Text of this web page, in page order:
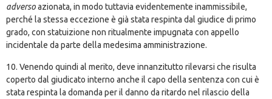
adversoazionata, in modo tuttavia evidentemente inammissibile,
perché la stessa eccezione è già stata respinta dal giudice di primo
grado, con statuizione non ritualmente impugnata con appello
incidentale da parte della medesima amministrazione.
10. Venendo quindi al merito, deve innanzitutto rilevarsi che risulta
coperto dal giudicato interno anche il capo della sentenza con cui è
stata respinta la domanda per il danno da ritardo nel rilascio della